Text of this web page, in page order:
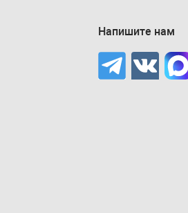
Напишите нам